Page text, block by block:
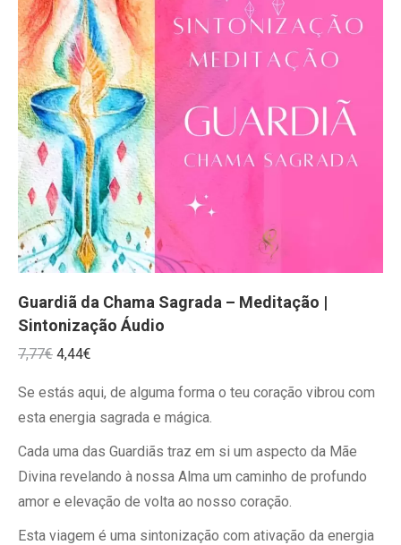
Guardiã da Chama Sagrada – Meditação |
Sintonização Áudio
7,77€ O
original
era:
7,77€.
4,44€
atual
é:
4,44€.
Se estás aqui, de alguma forma o teu coração vibrou com
esta energia sagrada e mágica.
Cada uma das Guardiãs traz em si um aspecto da Mãe
Divina revelando à nossa Alma um caminho de profundo
amor e elevação de volta ao nosso coração.
Esta viagem é uma sintonização com ativação da energia